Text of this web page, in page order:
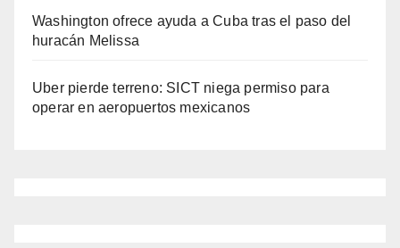
Washington ofrece ayuda a Cuba tras el paso del
huracán Melissa
Uber pierde terreno: SICT niega permiso para
operar en aeropuertos mexicanos